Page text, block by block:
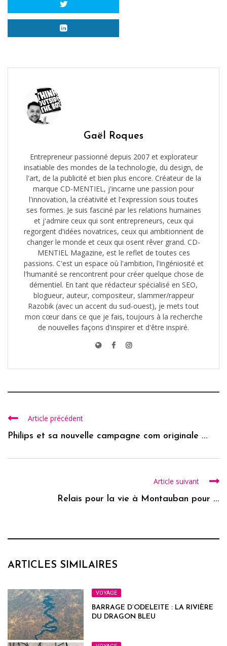
Gaël Roques
Entrepreneur passionné depuis 2007 et explorateur
insatiable des mondes de la technologie, du design, de
l'art, de la publicité et bien plus encore. Créateur de la
marque CD-MENTIEL, j'incarne une passion pour
l'innovation, la créativité et l'expression sous toutes
ses formes. Je suis fasciné par les relations humaines
et j'admire ceux qui sont entrepreneurs, ceux qui
regorgent d'idées novatrices, ceux qui ambitionnent de
changer le monde et ceux qui osent rêver grand. CD-
MENTIEL Magazine, est le reflet de toutes ces
passions. C'est un espace où l'ambition, l'ingéniosité et
l'humanité se rencontrent pour créer quelque chose de
démentiel. En tant que rédacteur spécialisé en SEO,
blogueur, auteur, compositeur, slammer/rappeur
Razobik (avec un accent du sud-ouest), je mets tout
mon cœur dans ce que je fais, toujours à la recherche
de nouvelles façons d'inspirer et d'être inspiré.
Article précédent
Philips et sa nouvelle campagne com originale ...
Article suivant
Relais pour la vie à Montauban pour ...
ARTICLES SIMILAIRES
VOYAGE
BARRAGE D’ODELEITE : LA RIVIÈRE
DU DRAGON BLEU